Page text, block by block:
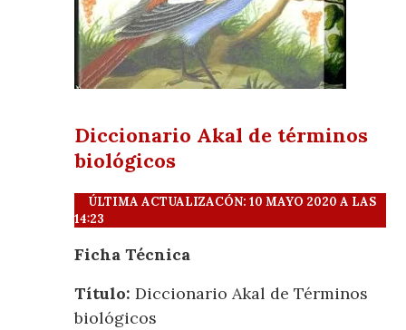
Diccionario Akal de términos
biológicos
ÚLTIMA ACTUALIZACÓN: 10 MAYO 2020 A LAS
14:23
Ficha Técnica
Título: Diccionario Akal de Términos
biológicos